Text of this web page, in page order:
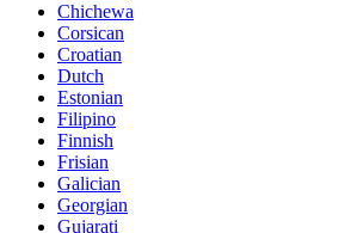
Chichewa
Corsican
Croatian
Dutch
Estonian
Filipino
Finnish
Frisian
Galician
Georgian
Gujarati